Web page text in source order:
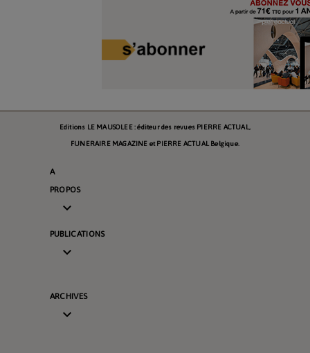
Editions LE MAUSOLEE : éditeur des revues PIERRE ACTUAL,
FUNERAIRE MAGAZINE et PIERRE ACTUAL Belgique.
A
PROPOS

PUBLICATIONS

ARCHIVES
